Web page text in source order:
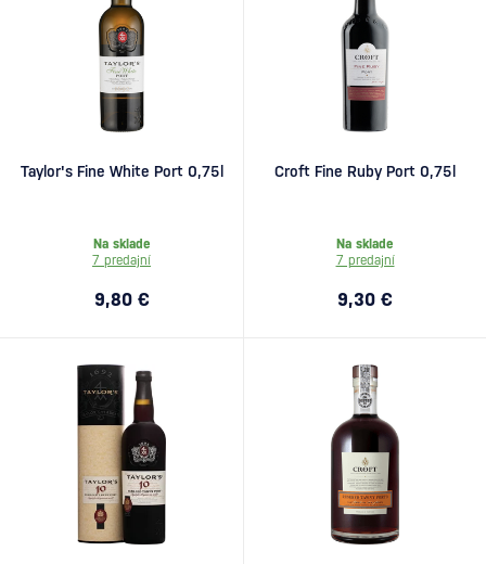
Taylor's Fine White Port 0,75l
Na sklade
7 predajní
9,80 €
Croft Fine Ruby Port 0,75l
Na sklade
7 predajní
9,30 €